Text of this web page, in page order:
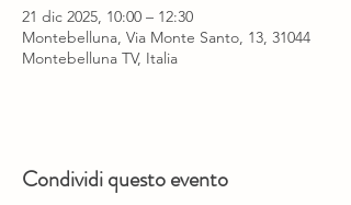
21 dic 2025, 10:00 – 12:30
Montebelluna, Via Monte Santo, 13, 31044
Montebelluna TV, Italia
Condividi questo evento